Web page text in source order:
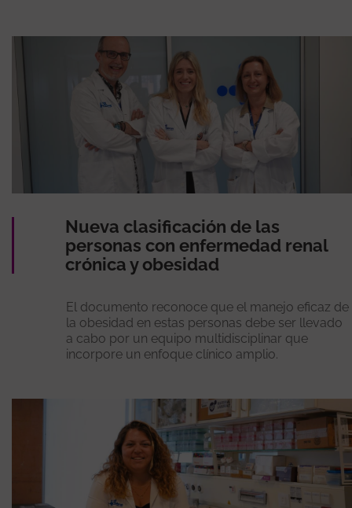
Nueva clasificación de las
personas con enfermedad renal
crónica y obesidad
El documento reconoce que el manejo eficaz de
la obesidad en estas personas debe ser llevado
a cabo por un equipo multidisciplinar que
incorpore un enfoque clínico amplio.